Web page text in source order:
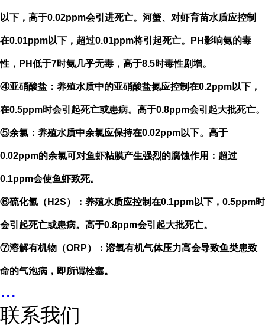
以下，高于0.02ppm会引进死亡。河蟹、对虾育苗水质应控制
在0.01ppm以下，超过0.01ppm将引起死亡。 PH影响氨的毒
性， PH低于7时氨几乎无毒，高于8.5时毒性剧增。
④亚硝酸盐：养殖水质中的亚硝酸盐氮应控制在0.2ppm以下，
在0.5ppm时会引起死亡或患病。高于0.8ppm会引起大批死亡。
⑤余氯：养殖水质中余氯应保持在0.02ppm以下。高于
0.02ppm的余氯可对鱼虾粘膜产生强烈的腐蚀作用：超过
0.1ppm会使鱼虾致死。
⑥硫化氢（ H2S）：养殖水质应控制在0.1ppm以下， 0.5ppm时
会引起死亡或患病。高于0.8ppm会引起大批死亡。
⑦溶解有机物（ORP）：溶氧有机气体压力高会导致鱼类患致
命的气泡病，即所谓栓塞。
...
联系我们